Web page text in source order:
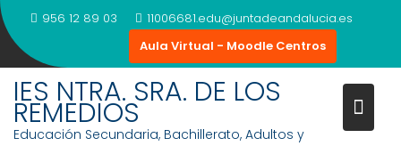
Saltar
al
contenido
956 12 89 03
11006681.edu@juntadeandalucia.es
Aula Virtual - Moodle Centros
IES NTRA. SRA. DE LOS
REMEDIOS
Educación Secundaria, Bachillerato, Adultos y